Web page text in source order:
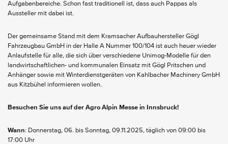
Aufgabenbereiche. Schon fast traditionell ist, dass auch Pappas als
Aussteller mit dabei ist.
Der gemeinsame Stand mit dem Kramsacher Aufbauhersteller Gögl
Fahrzeugbau GmbH in der Halle A Nummer 100/104 ist auch heuer wieder
Anlaufstelle für alle, die sich über verschiedene Unimog-Modelle für den
landwirtschaftlichen- und kommunalen Einsatz mit Gögl Pritschen und
Anhänger sowie mit Winterdienstgeräten von Kahlbacher Machinery GmbH
aus Kitzbühel informieren wollen.
Besuchen Sie uns auf der Agro Alpin Messe in Innsbruck!
Wann: Donnerstag, 06. bis Sonntag, 09.11.2025, täglich von 09:00 bis
17:00 Uhr